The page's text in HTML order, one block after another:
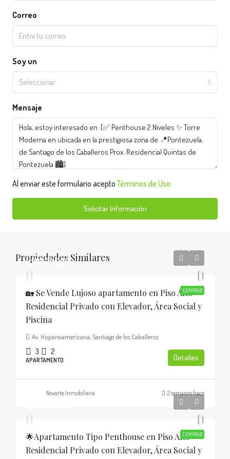
Correo
Soy un
Seleccionar
Mensaje
Al enviar este formulario aceptoTérminos de Uso
Solicitar Información
Propiedades Similares
COMPRAR
USD$205,000
🏡 Se Vende Lujoso apartamento en Piso Alto
Residencial Privado con Elevador, Área Social y
Piscina
Av. Hispanoamericana, Santiago de los Caballeros
3 2
APARTAMENTO Detalles
Novarte Inmobiliaria 2 semanas hace
COMPRAR
🌟Apartamento Tipo Penthouse en Piso Alto
Residencial Privado con Elevador, Área Social y